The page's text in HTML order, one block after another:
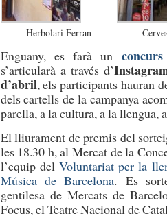
Herbolari Ferran
Enguany, es farà un concurs
s’articularà a través d’
d’abril, els participants hauran
dels cartells de la campanya
parella, a la cultura, a la
El lliurament de premis del
les 18.30 h, al Mercat de la
l’equip del Voluntariat per la
Música de Barcelona. Es
gentilesa de Mercats de
Focus, el Teatre Nacional de